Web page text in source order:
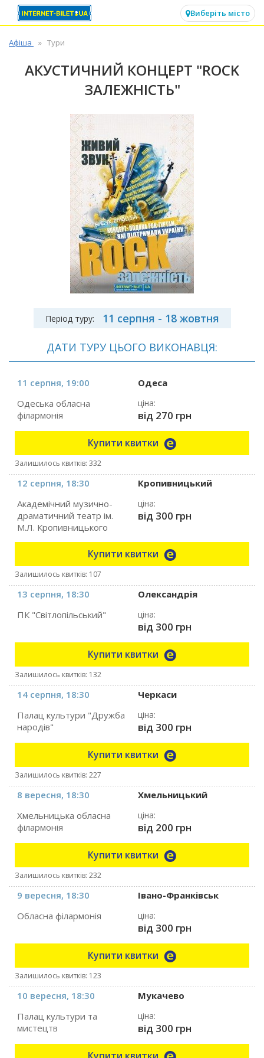
Виберіть місто
Афіша Тури
АКУСТИЧНИЙ КОНЦЕРТ "ROCK
ЗАЛЕЖНІСТЬ"
Період туру: 11 серпня - 18 жовтня
ДАТИ ТУРУ ЦЬОГО ВИКОНАВЦЯ:
11 серпня, 19:00
Одеса
Одеська обласна
філармонія
ціна:
від 270 грн
Купити квитки
Залишилось квитків: 332
12 серпня, 18:30
Кропивницький
Академічний музично-
драматичний театр ім.
М.Л. Кропивницького
ціна:
від 300 грн
Купити квитки
Залишилось квитків: 107
13 серпня, 18:30
Олександрія
ПК "Світлопільський"
ціна:
від 300 грн
Купити квитки
Залишилось квитків: 132
14 серпня, 18:30
Черкаси
Палац культури "Дружба
народів"
ціна:
від 300 грн
Купити квитки
Залишилось квитків: 227
8 вересня, 18:30
Хмельницький
Хмельницька обласна
філармонія
ціна:
від 200 грн
Купити квитки
Залишилось квитків: 232
9 вересня, 18:30
Івано-Франківськ
Обласна філармонія
ціна:
від 300 грн
Купити квитки
Залишилось квитків: 123
10 вересня, 18:30
Мукачево
Палац культури та
мистецтв
ціна:
від 300 грн